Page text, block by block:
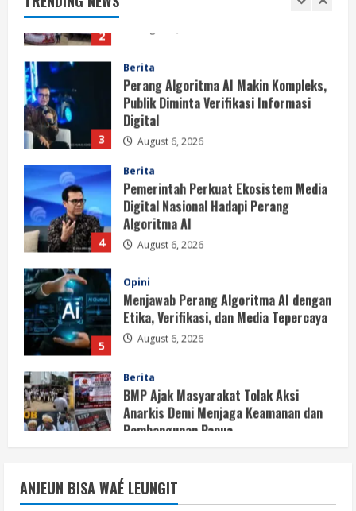
2
Berita
Publik Diminta Verifikasi Informasi
Digital
August 6, 2026
4
Berita
Digital Nasional Hadapi Perang
Algoritma AI
August 6, 2026
5
Opini
Etika, Verifikasi, dan Media Tepercaya
August 6, 2026
1
Berita
Anarkis Demi Menjaga Keamanan dan
Pembangunan Papua
August 6, 2026
BMP Kecam Aksi KNPB, Serukan
Persatuan Demi Papua yang Kondusif
ANJEUN BISA WAÉ LEUNGIT